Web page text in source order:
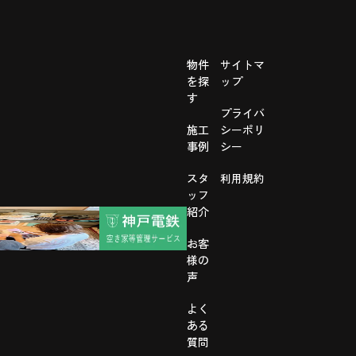
物件
を探
す
施工
事例
スタ
ッフ
紹介
お客
様の
声
よく
ある
質問
サイトマ
ップ
プライバ
シーポリ
シー
利用規約